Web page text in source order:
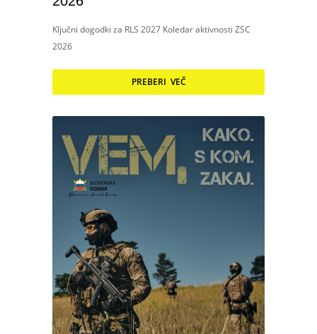
Ključni dogodki za RLS 2027 Koledar aktivnosti ZSC
2026
PREBERI VEČ